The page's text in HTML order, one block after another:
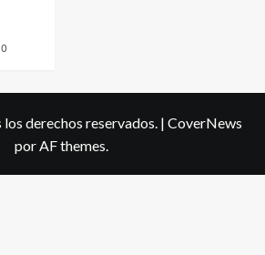
0
derechos reservados. | CoverNews
por AF themes.